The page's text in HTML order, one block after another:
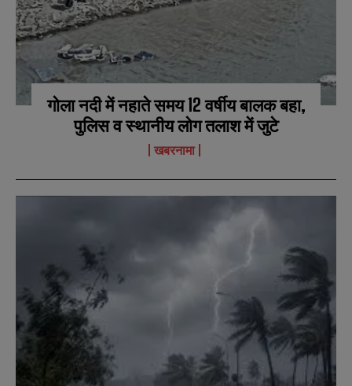
गोला नदी में नहाते समय 12 वर्षीय बालक बहा,
पुलिस व स्थानीय लोग तलाश में जुटे
खबरनामा